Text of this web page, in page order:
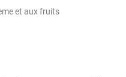
et aux fruits